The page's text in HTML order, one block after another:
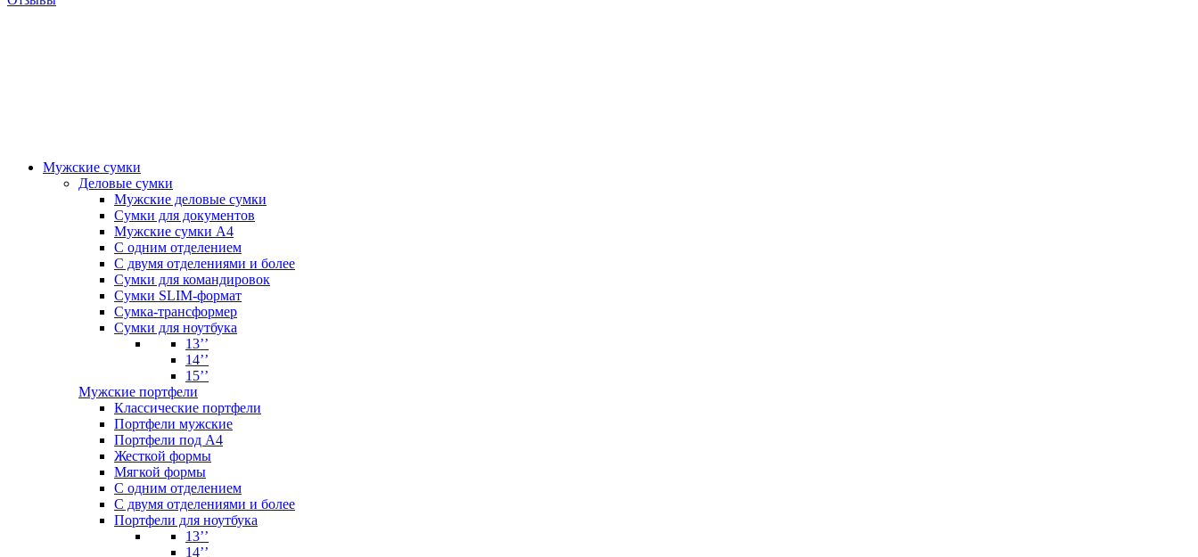
Мужские сумки
Деловые сумки
Мужские деловые сумки
Сумки для документов
Мужские сумки А4
С одним отделением
С двумя отделениями и более
Сумки для командировок
Сумки SLIM-формат
Сумка-трансформер
Сумки для ноутбука
13’’
14’’
15’’
Мужские портфели
Классические портфели
Портфели мужские
Портфели под А4
Жесткой формы
Мягкой формы
С одним отделением
С двумя отделениями и более
Портфели для ноутбука
13’’
14’’